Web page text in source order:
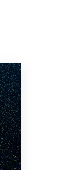
+370 667 80 541